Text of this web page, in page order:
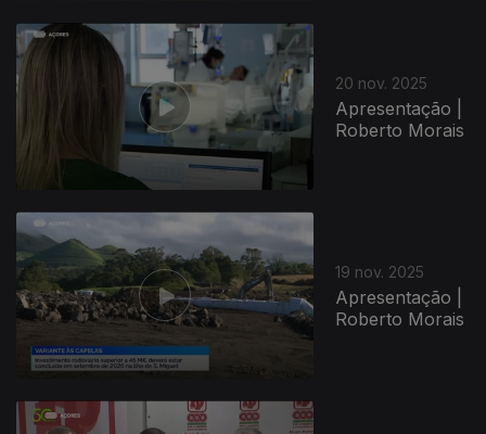
20 nov. 2025
Apresentação |
Roberto Morais
19 nov. 2025
Apresentação |
Roberto Morais